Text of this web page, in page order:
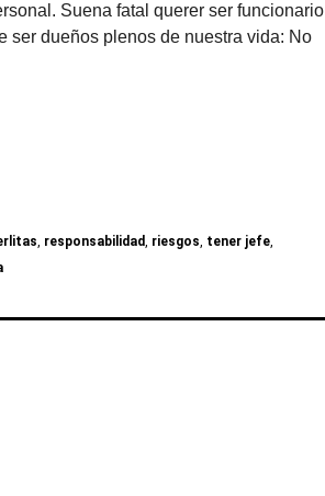
Suena fatal querer ser funcionario
ser dueños plenos de nuestra vida: No
, responsabilidad, riesgos, tener jefe,